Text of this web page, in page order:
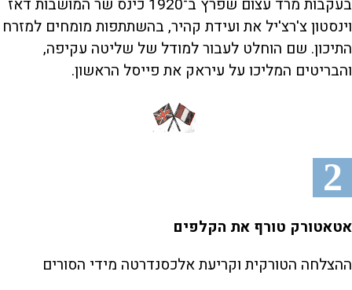
וינסטון צ'רצ'יל את ועידת קהיר, בהשתתפות מומחים למזרח
התיכון. שם הוחלט לעבור למודל של שליטה עקיפה,
והבריטים המליכו על עיראק את פייסל הראשון.
2
אטאטורק טורף את הקלפים
ההצלחה הטורקית וקריעת אלכסנדרטה מידי הסורים